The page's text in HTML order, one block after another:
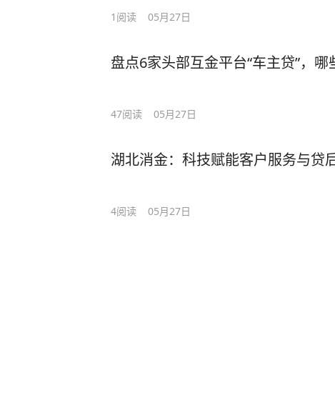
1 阅读 05月27日
盘点6家头部互金平台“车主贷”，哪
47阅读 05月27日
湖北消金：科技赋能客户服务与贷
4阅读 05月27日